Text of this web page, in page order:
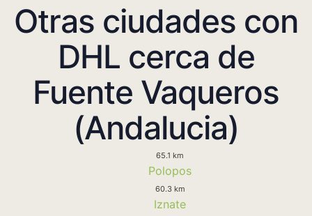
Otras ciudades con
DHL cerca de
Fuente Vaqueros
(Andalucia)
65.1 km
Polopos
60.3 km
Iznate